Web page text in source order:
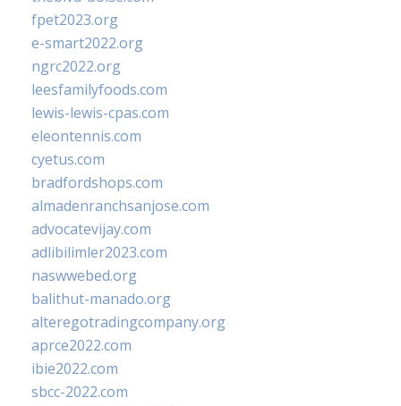
fpet2023.org
e-smart2022.org
ngrc2022.org
leesfamilyfoods.com
lewis-lewis-cpas.com
eleontennis.com
cyetus.com
bradfordshops.com
almadenranchsanjose.com
advocatevijay.com
adlibilimler2023.com
naswwebed.org
balithut-manado.org
alteregotradingcompany.org
aprce2022.com
ibie2022.com
sbcc-2022.com